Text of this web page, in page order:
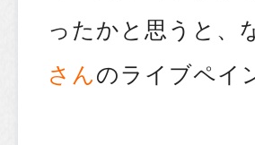
ったかと思うと、
さんのライブペイ